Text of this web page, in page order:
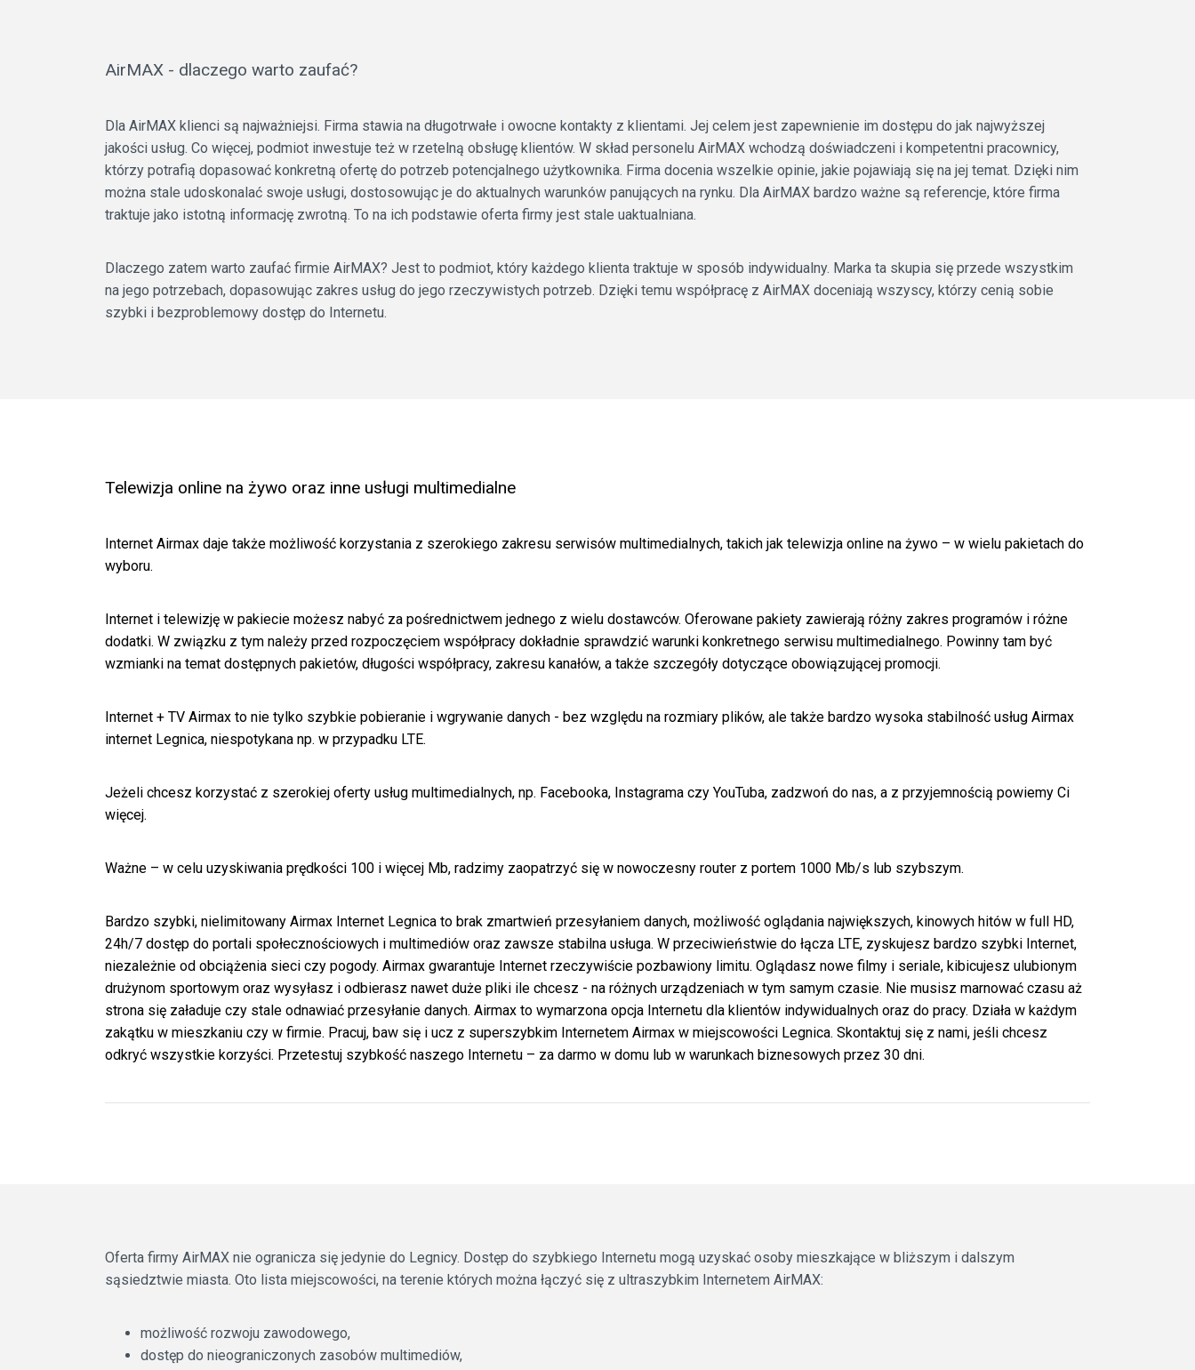
AirMAX - dlaczego warto zaufać?
Dla AirMAX klienci są najważniejsi. Firma stawia na długotrwałe i owocne kontakty z klientami. Jej celem jest zapewnienie im dostępu do jak najwyższej
jakości usług. Co więcej, podmiot inwestuje też w rzetelną obsługę klientów. W skład personelu AirMAX wchodzą doświadczeni i kompetentni pracownicy,
którzy potrafią dopasować konkretną ofertę do potrzeb potencjalnego użytkownika. Firma docenia wszelkie opinie, jakie pojawiają się na jej temat. Dzięki nim
można stale udoskonalać swoje usługi, dostosowując je do aktualnych warunków panujących na rynku. Dla AirMAX bardzo ważne są referencje, które firma
traktuje jako istotną informację zwrotną. To na ich podstawie oferta firmy jest stale uaktualniana.
Dlaczego zatem warto zaufać firmie AirMAX? Jest to podmiot, który każdego klienta traktuje w sposób indywidualny. Marka ta skupia się przede wszystkim
na jego potrzebach, dopasowując zakres usług do jego rzeczywistych potrzeb. Dzięki temu współpracę z AirMAX doceniają wszyscy, którzy cenią sobie
szybki i bezproblemowy dostęp do Internetu.
Telewizja online na żywo oraz inne usługi multimedialne
Internet Airmax daje także możliwość korzystania z szerokiego zakresu serwisów multimedialnych, takich jak telewizja online na żywo – w wielu pakietach do
wyboru.
Internet i telewizję w pakiecie możesz nabyć za pośrednictwem jednego z wielu dostawców. Oferowane pakiety zawierają różny zakres programów i różne
dodatki. W związku z tym należy przed rozpoczęciem współpracy dokładnie sprawdzić warunki konkretnego serwisu multimedialnego. Powinny tam być
wzmianki na temat dostępnych pakietów, długości współpracy, zakresu kanałów, a także szczegóły dotyczące obowiązującej promocji.
Internet + TV Airmax to nie tylko szybkie pobieranie i wgrywanie danych - bez względu na rozmiary plików, ale także bardzo wysoka stabilność usług Airmax
internet Legnica, niespotykana np. w przypadku LTE.
Jeżeli chcesz korzystać z szerokiej oferty usług multimedialnych, np. Facebooka, Instagrama czy YouTuba, zadzwoń do nas, a z przyjemnością powiemy Ci
więcej.
Ważne – w celu uzyskiwania prędkości 100 i więcej Mb, radzimy zaopatrzyć się w nowoczesny router z portem 1000 Mb/s lub szybszym.
Bardzo szybki, nielimitowany Airmax Internet Legnica to brak zmartwień przesyłaniem danych, możliwość oglądania największych, kinowych hitów w full HD,
24h/7 dostęp do portali społecznościowych i multimediów oraz zawsze stabilna usługa. W przeciwieństwie do łącza LTE, zyskujesz bardzo szybki Internet,
niezależnie od obciążenia sieci czy pogody. Airmax gwarantuje Internet rzeczywiście pozbawiony limitu. Oglądasz nowe filmy i seriale, kibicujesz ulubionym
drużynom sportowym oraz wysyłasz i odbierasz nawet duże pliki ile chcesz - na różnych urządzeniach w tym samym czasie. Nie musisz marnować czasu aż
strona się załaduje czy stale odnawiać przesyłanie danych. Airmax to wymarzona opcja Internetu dla klientów indywidualnych oraz do pracy. Działa w każdym
zakątku w mieszkaniu czy w firmie. Pracuj, baw się i ucz z superszybkim Internetem Airmax w miejscowości Legnica. Skontaktuj się z nami, jeśli chcesz
odkryć wszystkie korzyści. Przetestuj szybkość naszego Internetu – za darmo w domu lub w warunkach biznesowych przez 30 dni.
Oferta firmy AirMAX nie ogranicza się jedynie do Legnicy. Dostęp do szybkiego Internetu mogą uzyskać osoby mieszkające w bliższym i dalszym
sąsiedztwie miasta. Oto lista miejscowości, na terenie których można łączyć się z ultraszybkim Internetem AirMAX:
możliwość rozwoju zawodowego,
dostęp do nieograniczonych zasobów multimediów,